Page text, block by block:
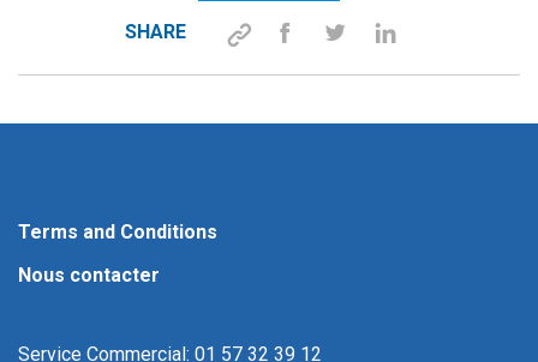
SHARE
Terms and Conditions
Nous contacter
Service Commercial: 01 57 32 39 12